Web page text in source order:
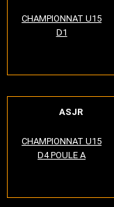
CHAMPIONNAT U15
D1
ASJR
CHAMPIONNAT U15
D4 POULE A